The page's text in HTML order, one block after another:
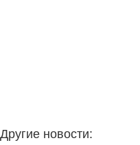
Другие новости: